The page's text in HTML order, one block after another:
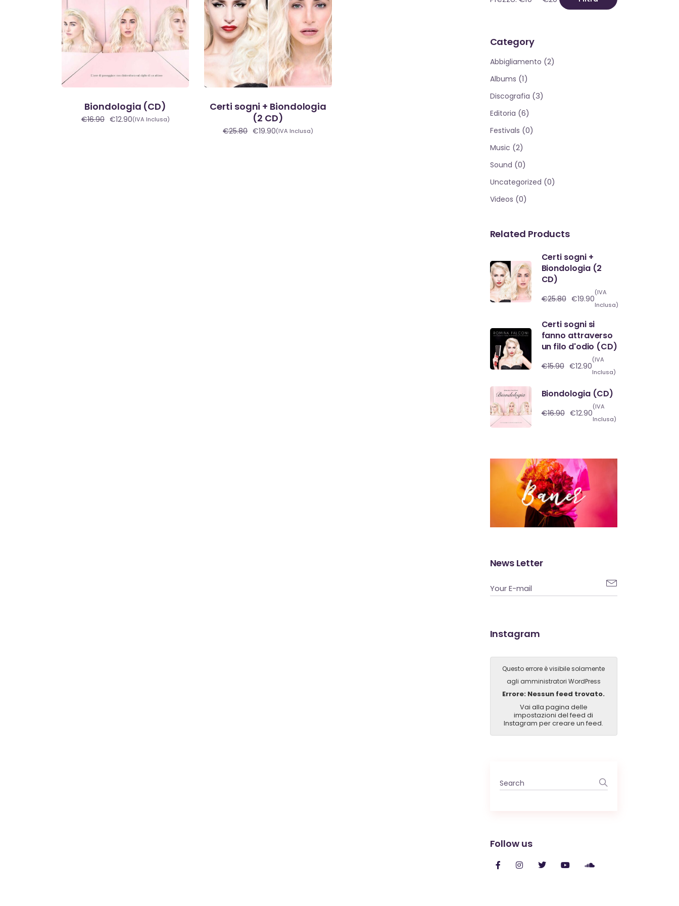
Biondologia (CD)
€16.90 Il
€12.90
Il (IVA Inclusa)
Certi sogni + Biondologia
(2 CD)
€25.80 Il
€19.90
Il (IVA Inclusa)
Category
Abbigliamento (2)
Albums (1)
Discografia (3)
Editoria (6)
Festivals (0)
Music (2)
Sound (0)
Uncategorized (0)
Videos (0)
Related Products
Certi sogni +
Biondologia (2
CD)
€25.80
Il
era:
€25.80.
€19.90
Il
è:
€19.90.
(IVA
Inclusa)
Certi sogni si
fanno attraverso
un filo d'odio (CD)
€15.90
Il
era:
€15.90.
€12.90
Il
è:
€12.90.
(IVA
Inclusa)
Biondologia (CD)
€16.90
Il €12.90
Il
(IVA
Inclusa)
News Letter

Instagram
Questo errore è visibile solamente
agli amministratori WordPress
Errore: Nessun feed trovato.
Vai alla pagina delle
impostazioni del feed di
Instagram per creare un feed.
Search
for:
Follow us